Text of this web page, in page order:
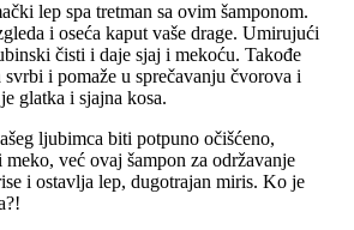
lep spa tretman sa ovim šamponom.
i oseća kaput vaše drage. Umirujući
čisti i daje sjaj i mekoću. Takođe
i pomaže u sprečavanju čvorova i
glatka i sjajna kosa.
ljubimca biti potpuno očišćeno,
već ovaj šampon za održavanje
i ostavlja lep, dugotrajan miris. Ko je